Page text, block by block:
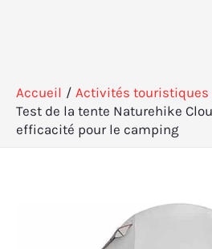
Accueil
Activités touristiques
Test de la tente Naturehike
efficacité pour le camping